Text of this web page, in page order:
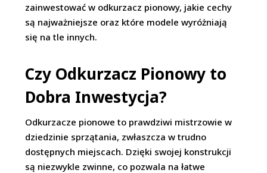
zainwestować w odkurzacz pionowy, jakie cechy
są najważniejsze oraz które modele wyróżniają
się na tle innych.
Czy Odkurzacz Pionowy to
Dobra Inwestycja?
Odkurzacze pionowe to prawdziwi mistrzowie w
dziedzinie sprzątania, zwłaszcza w trudno
dostępnych miejscach. Dzięki swojej konstrukcji
są niezwykle zwinne, co pozwala na łatwe